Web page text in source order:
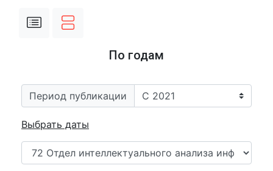
По годам
Период публикации
Выбрать даты